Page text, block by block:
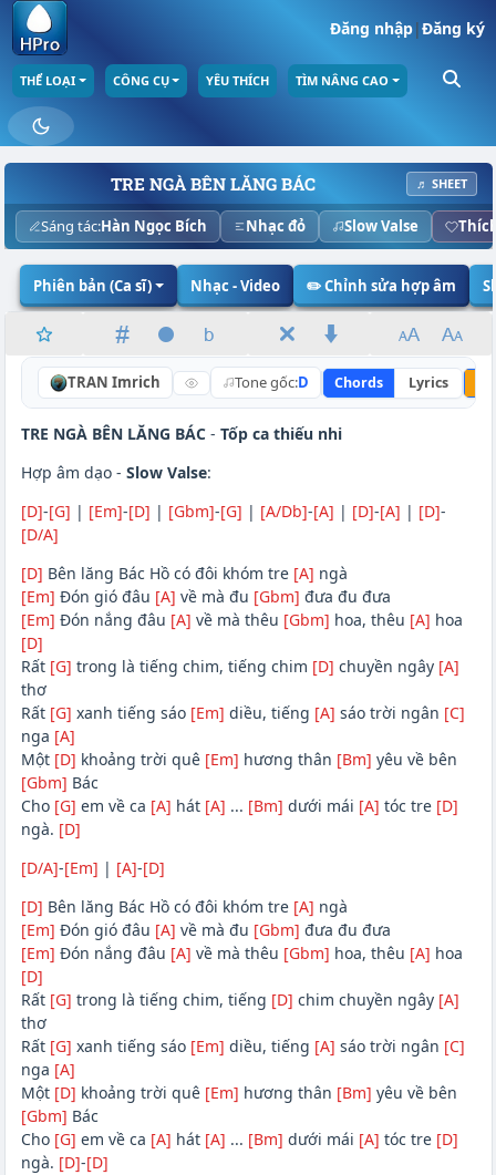
Đăng nhập|Đăng ký
THỂ LOẠI CÔNG CỤ YÊU THÍCH TÌM NÂNG CAO
TRE NGÀ BÊN LĂNG BÁC ♬ SHEET
Sáng tác:Hàn Ngọc Bích Nhạc đỏ Slow Valse
Phiên bản (Ca sĩ) Nhạc - Video ✏️ Chỉnh sửa hợp âm
TRAN Imrich Tone gốc:D Chords Lyrics
TRE NGÀ BÊN LĂNG BÁC- Tốp ca thiếu nhi
Hợp âm dạo - Slow Valse:
[D]-[G] | [Em]-[D] | [Gbm]-[G] | [A/Db]-[A] | [D]-[A] | [D]-
[D/A]
[D] Bên lăng Bác Hồ có đôi khóm tre [A] ngà
[Em] Đón gió đâu [A] về mà đu [Gbm] đưa đu đưa
[Em] Đón nắng đâu [A] về mà thêu [Gbm] hoa, thêu [A] hoa
[D]
Rất [G] trong là tiếng chim, tiếng chim [D] chuyền ngây [A]
thơ
Rất [G] xanh tiếng sáo [Em] diều, tiếng [A] sáo trời ngân [C]
nga [A]
Một [D] khoảng trời quê [Em] hương thân [Bm] yêu về bên
[Gbm] Bác
Cho [G] em về ca [A] hát [A] ... [Bm] dưới mái [A] tóc tre [D]
ngà. [D]
[D/A]-[Em] | [A]-[D]
[D] Bên lăng Bác Hồ có đôi khóm tre [A] ngà
[Em] Đón gió đâu [A] về mà đu [Gbm] đưa đu đưa
[Em] Đón nắng đâu [A] về mà thêu [Gbm] hoa, thêu [A] hoa
[D]
Rất [G] trong là tiếng chim, tiếng [D] chim chuyền ngây [A]
thơ
Rất [G] xanh tiếng sáo [Em] diều, tiếng [A] sáo trời ngân [C]
nga [A]
Một [D] khoảng trời quê [Em] hương thân [Bm] yêu về bên
[Gbm] Bác
Cho [G] em về ca [A] hát [A] ... [Bm] dưới mái [A] tóc tre [D]
ngà. [D]-[D]